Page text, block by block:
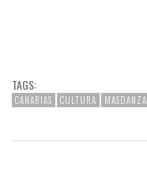
TAGS:
CANARIAS CULTURA MASDANZA